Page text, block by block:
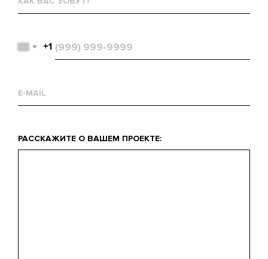
вас
Телефон
+1
Что
вас
РАССКАЖИТЕ О ВАШЕМ ПРОЕКТЕ: